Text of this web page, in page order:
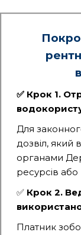
✅ Крок 1.
Для
дозвіл, який
органами
ресурсів
✅ Крок 2.
Платник